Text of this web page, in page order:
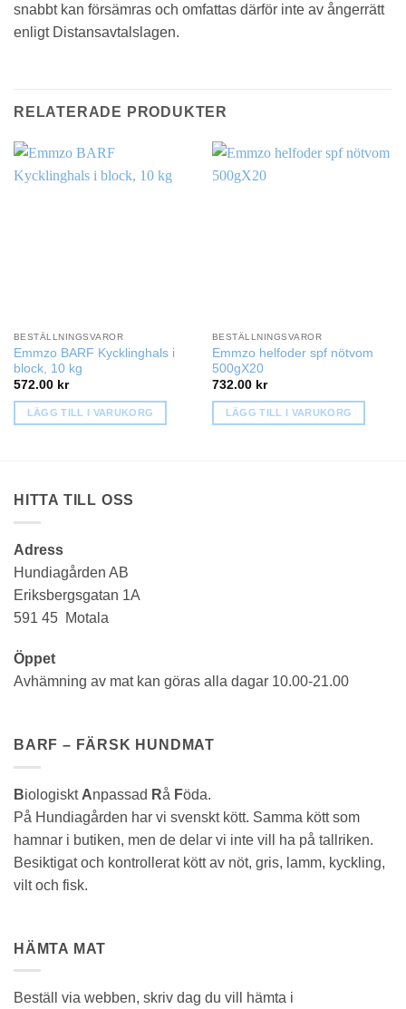
snabbt kan försämras och omfattas därför inte av ångerrätt
enligt Distansavtalslagen.
RELATERADE PRODUKTER
BESTÄLLNINGSVAROR
Emmzo BARF Kycklinghals i
block, 10 kg
572.00 kr
LÄGG TILL I VARUKORG
BESTÄLLNINGSVAROR
Emmzo helfoder spf nötvom
500gX20
732.00 kr
LÄGG TILL I VARUKORG
HITTA TILL OSS
Adress
Hundiagården AB
Eriksbergsgatan 1A
591 45 Motala
Öppet
Avhämning av mat kan göras alla dagar 10.00-21.00
BARF – FÄRSK HUNDMAT
Biologiskt Anpassad Rå Föda.
På Hundiagården har vi svenskt kött. Samma kött som
hamnar i butiken, men de delar vi inte vill ha på tallriken.
Besiktigat och kontrollerat kött av nöt, gris, lamm, kyckling,
vilt och fisk.
HÄMTA MAT
Beställ via webben, skriv dag du vill hämta i